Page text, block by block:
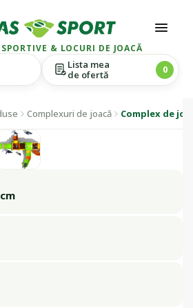
& LOCURI DE JOACĂ
Lista mea
de ofertă
0
Complexuri de joacă Complex de
1 / 3